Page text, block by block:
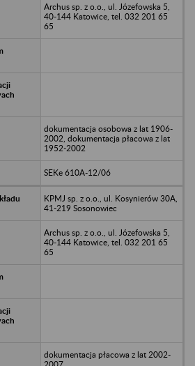
Archus sp. z o.o., ul. Józefowska 5,
40-144 Katowice, tel. 032 201 65
65
dokumentacja osobowa z lat 1906-
2002, dokumentacja płacowa z lat
1952-2002
SEKe 610A-12/06
KPMJ sp. z o.o., ul. Kosynierów 30A,
41-219 Sosonowiec
Archus sp. z o.o., ul. Józefowska 5,
40-144 Katowice, tel. 032 201 65
65
dokumentacja płacowa z lat 2002-